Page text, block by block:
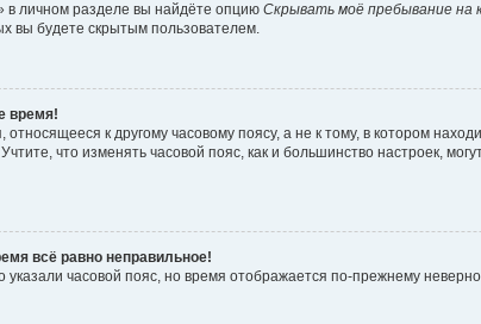
в личном разделе вы найдёте опцию Скрывать моё пребывание на
вы будете скрытым пользователем.
время!
к другому часовому поясу, а не к тому, в котором
что изменять часовой пояс, как и большинство настроек,
всё равно неправильное!
указали часовой пояс, но время отображается по-прежнему